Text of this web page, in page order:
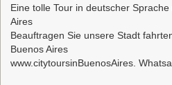
Eine tolle Tour in deutscher
Aires
Beauftragen Sie unsere Stadt
Buenos Aires
www.citytoursinBuenosAires.